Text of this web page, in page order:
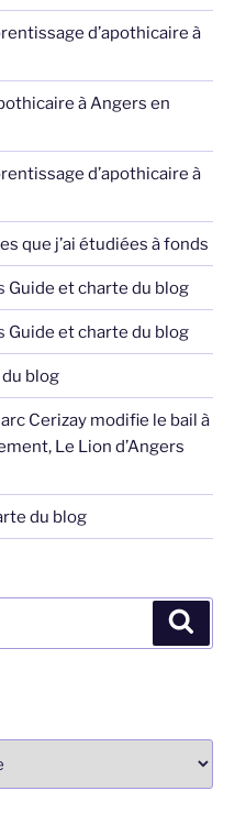
d’apothicaire à
à Angers en
d’apothicaire à
que j’ai étudiées à fonds
Guide et charte du blog
Guide et charte du blog
blog
Cerizay modifie le bail à
Le Lion d’Angers
du blog